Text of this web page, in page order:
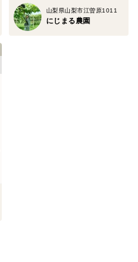
山梨県山梨市江曽原1011
にじまる農園